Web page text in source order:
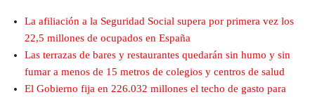
La afiliación a la Seguridad Social supera por primera vez los
22,5 millones de ocupados en España
Las terrazas de bares y restaurantes quedarán sin humo y sin
fumar a menos de 15 metros de colegios y centros de salud
El Gobierno fija en 226.032 millones el techo de gasto para